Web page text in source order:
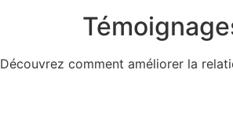
Découvrez comment améliorer la